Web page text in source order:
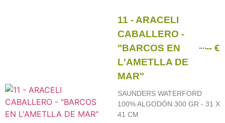
11 - ARACELI
CABALLERO -
"BARCOS EN
L'AMETLLA DE
MAR"
-- €
SAUNDERS WATERFORD
100% ALGODÓN 300 GR - 31 X
41 CM